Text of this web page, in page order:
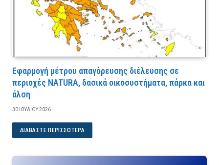
Εφαρμογή μέτρου απαγόρευσης διέλευσης σε
περιοχές NATURA, δασικά οικοσυστήματα, πάρκα και
άλση
30 ΙΟΥΛΊΟΥ 2026
ΔΙΑΒΆΣΤΕ ΠΕΡΙΣΣΌΤΕΡΑ